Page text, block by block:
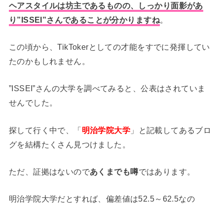
ヘアスタイルは坊主であるものの、しっかり面影があ
り”ISSEI”さんであることが分かりますね。
この頃から、TikTokerとしての才能をすでに発揮してい
たのかもしれません。
”ISSEI”さんの大学を調べてみると、公表はされていま
せんでした。
探して行く中で、「明治学院大学 」と記載してあるブロ
グを結構たくさん見つけました。
ただ、証拠はないのであくまでも噂ではあります。
明治学院大学だとすれば、偏差値は52.5～62.5なの